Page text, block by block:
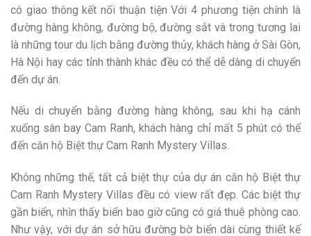
có giao thông kết nối thuận tiện Với 4 phương tiện chính là
đường hàng không, đường bộ, đường sắt và trong tương lai
là những tour du lịch bằng đường thủy, khách hàng ở Sài Gòn,
Hà Nội hay các tỉnh thành khác đều có thể dễ dàng di chuyển
đến dự án.
Nếu di chuyển bằng đường hàng không, sau khi hạ cánh
xuống sân bay Cam Ranh, khách hàng chỉ mất 5 phút có thể
đến căn hộ Biệt thự Cam Ranh Mystery Villas.
Không những thế, tất cả biệt thự của dự án căn hộ Biệt thự
Cam Ranh Mystery Villas đều có view rất đẹp. Các biệt thự
gần biển, nhìn thấy biển bao giờ cũng có giá thuê phòng cao.
Như vậy, với dự án sở hữu đường bờ biển dài cùng thiết kế